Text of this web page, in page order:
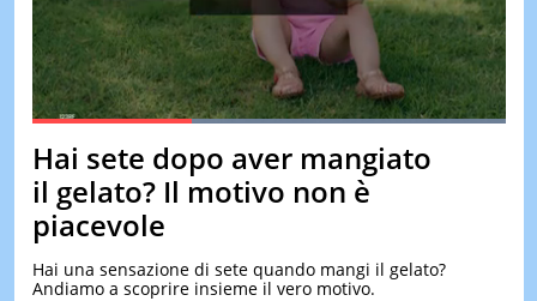
& TV
QUIZ
&
TEST
Pause Unmute
Loaded:100.00%
Hai sete dopo aver mangiato
il gelato? Il motivo non è
piacevole
Hai una sensazione di sete quando mangi il gelato?
Andiamo a scoprire insieme il vero motivo.